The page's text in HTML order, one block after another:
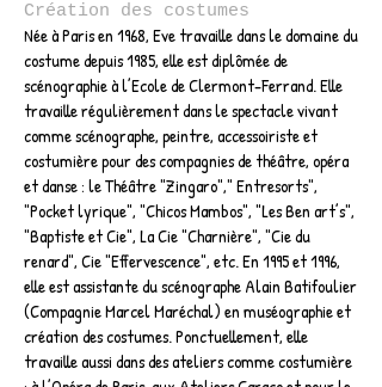
Création des costumes
Née à Paris en 1968, Eve travaille dans le domaine du
costume depuis 1985, elle est diplômée de
scénographie à l’Ecole de Clermont-Ferrand. Elle
travaille régulièrement dans le spectacle vivant
comme scénographe, peintre, accessoiriste et
costumière pour des compagnies de théâtre, opéra
et danse : le Théâtre "Zingaro"," Entresorts",
"Pocket lyrique", "Chicos Mambos", "Les Ben art’s",
"Baptiste et Cie", La Cie "Charnière", "Cie du
renard", Cie "Effervescence", etc. En 1995 et 1996,
elle est assistante du scénographe Alain Batifoulier
(Compagnie Marcel Maréchal) en muséographie et
création des costumes. Ponctuellement, elle
travaille aussi dans des ateliers comme costumière